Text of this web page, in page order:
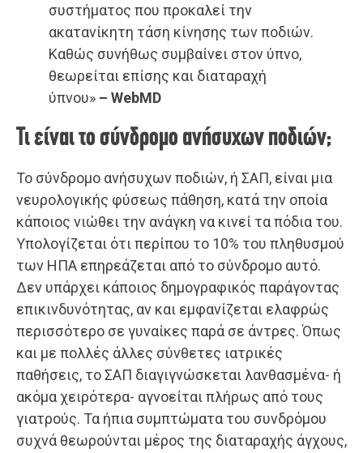
συστήματος που προκαλεί την
ακατανίκητη τάση κίνησης των ποδιών.
Καθώς συνήθως συμβαίνει στον ύπνο,
θεωρείται επίσης και διαταραχή
ύπνου» – WebMD
Τι είναι το σύνδρομο ανήσυχων ποδιών;
Το σύνδρομο ανήσυχων ποδιών, ή ΣΑΠ, είναι μια
νευρολογικής φύσεως πάθηση, κατά την οποία
κάποιος νιώθει την ανάγκη να κινεί τα πόδια του.
Υπολογίζεται ότι περίπου το 10% του πληθυσμού
των ΗΠΑ επηρεάζεται από το σύνδρομο αυτό.
Δεν υπάρχει κάποιος δημογραφικός παράγοντας
επικινδυνότητας, αν και εμφανίζεται ελαφρώς
περισσότερο σε γυναίκες παρά σε άντρες. Όπως
και με πολλές άλλες σύνθετες ιατρικές
παθήσεις, το ΣΑΠ διαγιγνώσκεται λανθασμένα- ή
ακόμα χειρότερα- αγνοείται πλήρως από τους
γιατρούς. Τα ήπια συμπτώματα του συνδρόμου
συχνά θεωρούνται μέρος της διαταραχής άγχους,